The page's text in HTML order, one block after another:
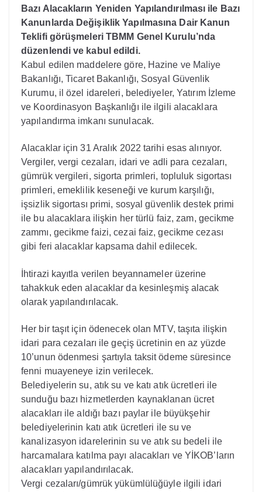
Bazı Alacakların Yeniden Yapılandırılması ile Bazı
Kanunlarda Değişiklik Yapılmasına Dair Kanun
Teklifi görüşmeleri TBMM Genel Kurulu’nda
düzenlendi ve kabul edildi.
Kabul edilen maddelere göre, Hazine ve Maliye
Bakanlığı, Ticaret Bakanlığı, Sosyal Güvenlik
Kurumu, il özel idareleri, belediyeler, Yatırım İzleme
ve Koordinasyon Başkanlığı ile ilgili alacaklara
yapılandırma imkanı sunulacak.
Alacaklar için 31 Aralık 2022 tarihi esas alınıyor.
Vergiler, vergi cezaları, idari ve adli para cezaları,
gümrük vergileri, sigorta primleri, topluluk sigortası
primleri, emeklilik keseneği ve kurum karşılığı,
işsizlik sigortası primi, sosyal güvenlik destek primi
ile bu alacaklara ilişkin her türlü faiz, zam, gecikme
zammı, gecikme faizi, cezai faiz, gecikme cezası
gibi feri alacaklar kapsama dahil edilecek.
İhtirazi kayıtla verilen beyannameler üzerine
tahakkuk eden alacaklar da kesinleşmiş alacak
olarak yapılandırılacak.
Her bir taşıt için ödenecek olan MTV, taşıta ilişkin
idari para cezaları ile geçiş ücretinin en az yüzde
10’unun ödenmesi şartıyla taksit ödeme süresince
fenni muayeneye izin verilecek.
Belediyelerin su, atık su ve katı atık ücretleri ile
sunduğu bazı hizmetlerden kaynaklanan ücret
alacakları ile aldığı bazı paylar ile büyükşehir
belediyelerinin katı atık ücretleri ile su ve
kanalizasyon idarelerinin su ve atık su bedeli ile
harcamalara katılma payı alacakları ve YİKOB’ların
alacakları yapılandırılacak.
Vergi cezaları/gümrük yükümlülüğüyle ilgili idari